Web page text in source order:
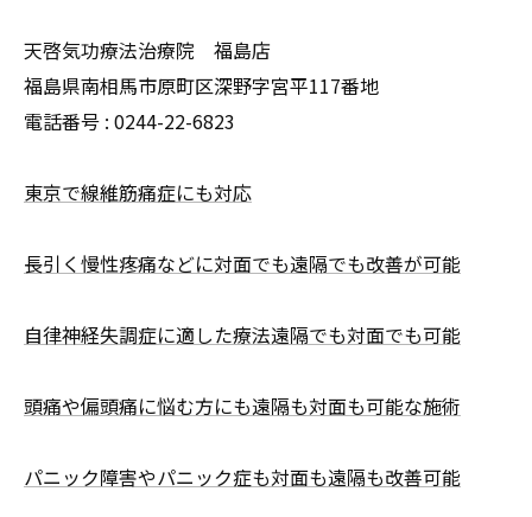
天啓気功療法治療院 福島店
福島県南相馬市原町区深野字宮平117番地
電話番号 : 0244-22-6823
東京で線維筋痛症にも対応
長引く慢性疼痛などに対面でも遠隔でも改善が可能
自律神経失調症に適した療法遠隔でも対面でも可能
頭痛や偏頭痛に悩む方にも遠隔も対面も可能な施術
パニック障害やパニック症も対面も遠隔も改善可能